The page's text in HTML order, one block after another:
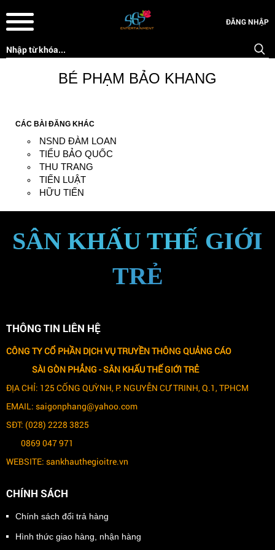
ĐĂNG NHẬP
BÉ PHẠM BẢO KHANG
CÁC BÀI ĐĂNG KHÁC
NSND ĐÀM LOAN
TIỂU BẢO QUỐC
THU TRANG
TIẾN LUẬT
HỮU TIẾN
SÂN KHẤU THẾ GIỚI
TRẺ
THÔNG TIN LIÊN HỆ
CÔNG TY CỔ PHẦN DỊCH VỤ TRUYỀN THÔNG QUẢNG CÁO
SÀI GÒN PHẲNG -SÂN KHẤU THẾ GIỚI TRẺ
ĐỊA CHỈ: 125 CỐNG QUỲNH, P. NGUYỄN CƯ TRINH, Q.1, TPHCM
EMAIL: saigonphang@yahoo.com
SĐT: (028) 2228 3825
0869 047 971
WEBSITE: sankhauthegioitre.vn
CHÍNH SÁCH
Chính sách đổi trả hàng
Hình thức giao hàng, nhận hàng